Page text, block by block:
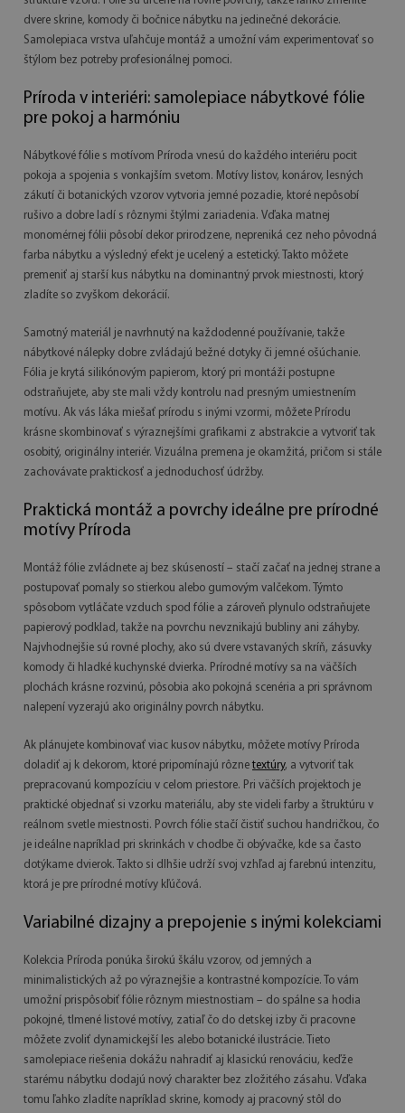
dvere skrine, komody či bočnice nábytku na jedinečné dekorácie.
Samolepiaca vrstva uľahčuje montáž a umožní vám experimentovať so
štýlom bez potreby profesionálnej pomoci.
Príroda v interiéri: samolepiace nábytkové fólie
pre pokoj a harmóniu
Nábytkové fólie s motívom Príroda vnesú do každého interiéru pocit
pokoja a spojenia s vonkajším svetom. Motívy listov, konárov, lesných
zákutí či botanických vzorov vytvoria jemné pozadie, ktoré nepôsobí
rušivo a dobre ladí s rôznymi štýlmi zariadenia. Vďaka matnej
monomérnej fólii pôsobí dekor prirodzene, nepreniká cez neho pôvodná
farba nábytku a výsledný efekt je ucelený a estetický. Takto môžete
premeniť aj starší kus nábytku na dominantný prvok miestnosti, ktorý
zladíte so zvyškom dekorácií.
Samotný materiál je navrhnutý na každodenné používanie, takže
nábytkové nálepky dobre zvládajú bežné dotyky či jemné ošúchanie.
Fólia je krytá silikónovým papierom, ktorý pri montáži postupne
odstraňujete, aby ste mali vždy kontrolu nad presným umiestnením
motívu. Ak vás láka miešať prírodu s inými vzormi, môžete Prírodu
krásne skombinovať s výraznejšími grafikami z abstrakcie a vytvoriť tak
osobitý, originálny interiér. Vizuálna premena je okamžitá, pričom si stále
zachovávate praktickosť a jednoduchosť údržby.
Praktická montáž a povrchy ideálne pre prírodné
motívy Príroda
Montáž fólie zvládnete aj bez skúseností – stačí začať na jednej strane a
postupovať pomaly so stierkou alebo gumovým valčekom. Týmto
spôsobom vytláčate vzduch spod fólie a zároveň plynulo odstraňujete
papierový podklad, takže na povrchu nevznikajú bubliny ani záhyby.
Najvhodnejšie sú rovné plochy, ako sú dvere vstavaných skríň, zásuvky
komody či hladké kuchynské dvierka. Prírodné motívy sa na väčších
plochách krásne rozvinú, pôsobia ako pokojná scenéria a pri správnom
nalepení vyzerajú ako originálny povrch nábytku.
Ak plánujete kombinovať viac kusov nábytku, môžete motívy Príroda
doladiť aj k dekorom, ktoré pripomínajú rôzne textúry, a vytvoriť tak
prepracovanú kompozíciu v celom priestore. Pri väčších projektoch je
praktické objednať si vzorku materiálu, aby ste videli farby a štruktúru v
reálnom svetle miestnosti. Povrch fólie stačí čistiť suchou handričkou, čo
je ideálne napríklad pri skrinkách v chodbe či obývačke, kde sa často
dotýkame dvierok. Takto si dlhšie udrží svoj vzhľad aj farebnú intenzitu,
ktorá je pre prírodné motívy kľúčová.
Variabilné dizajny a prepojenie s inými kolekciami
Kolekcia Príroda ponúka širokú škálu vzorov, od jemných a
minimalistických až po výraznejšie a kontrastné kompozície. To vám
umožní prispôsobiť fólie rôznym miestnostiam – do spálne sa hodia
pokojné, tlmené listové motívy, zatiaľ čo do detskej izby či pracovne
môžete zvoliť dynamickejší les alebo botanické ilustrácie. Tieto
samolepiace riešenia dokážu nahradiť aj klasickú renováciu, keďže
starému nábytku dodajú nový charakter bez zložitého zásahu. Vďaka
tomu ľahko zladíte napríklad skrine, komody aj pracovný stôl do